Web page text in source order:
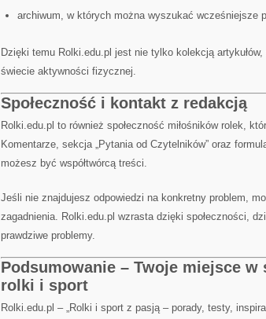
archiwum, w których można wyszukać wcześniejsze
Dzięki temu Rolki.edu.pl jest nie tylko kolekcją
świecie aktywności fizycznej.
Społeczność i kontakt z redakcją
Rolki.edu.pl to również społeczność miłośników rolek,
Komentarze, sekcja „Pytania od Czytelników” oraz
możesz być współtwórcą treści.
Jeśli nie znajdujesz odpowiedzi na konkretny problem,
zagadnienia. Rolki.edu.pl wzrasta dzięki społeczności,
prawdziwe problemy.
Podsumowanie – Twoje miejsce
rolki i sport
Rolki.edu.pl – „Rolki i sport z pasją – porady, testy,